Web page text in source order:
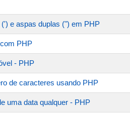
e aspas duplas (") em PHP
PHP
- PHP
de caracteres usando PHP
uma data qualquer - PHP